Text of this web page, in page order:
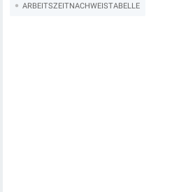
ARBEITSZEITNACHWEISTABELLE